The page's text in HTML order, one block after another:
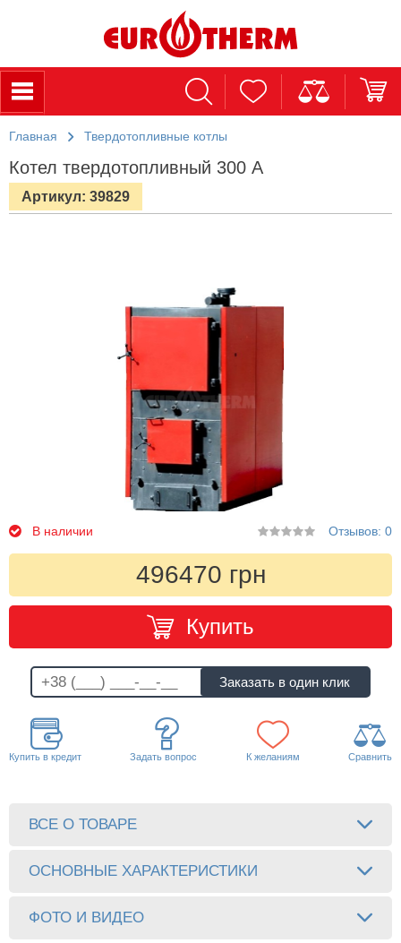
Главная Твердотопливные котлы
Котел твердотопливный 300 A
Артикул: 39829
В наличии Отзывов: 0
496470 грн
Купить
Купить в кредит Задать вопрос К желаниям Сравнить
ВСЕ О ТОВАРЕ
ОСНОВНЫЕ ХАРАКТЕРИСТИКИ
ФОТО И ВИДЕО